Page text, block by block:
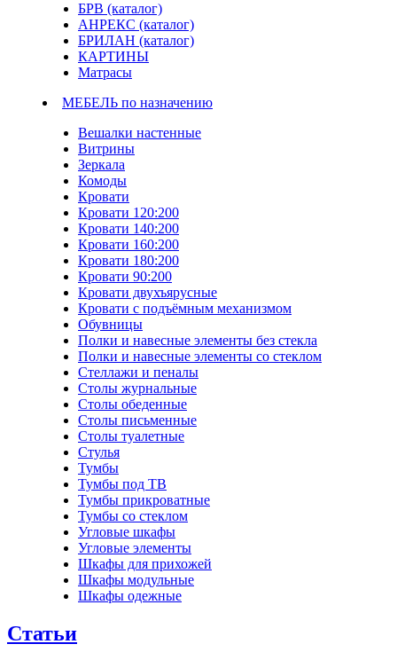
БРВ (каталог)
АНРЕКС (каталог)
БРИЛАН (каталог)
КАРТИНЫ
Матрасы
МЕБЕЛЬ по назначению
Вешалки настенные
Витрины
Зеркала
Комоды
Кровати
Кровати 120:200
Кровати 140:200
Кровати 160:200
Кровати 180:200
Кровати 90:200
Кровати двухъярусные
Кровати с подъёмным механизмом
Обувницы
Полки и навесные элементы без стекла
Полки и навесные элементы со стеклом
Стеллажи и пеналы
Столы журнальные
Столы обеденные
Столы письменные
Столы туалетные
Стулья
Тумбы
Тумбы под ТВ
Тумбы прикроватные
Тумбы со стеклом
Угловые шкафы
Угловые элементы
Шкафы для прихожей
Шкафы модульные
Шкафы одежные
Статьи